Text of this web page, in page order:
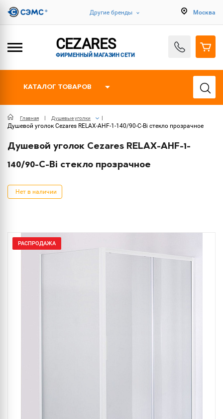
Другие бренды Москва
CEZARES
ФИРМЕННЫЙ МАГАЗИН СЕТИ
КАТАЛОГ ТОВАРОВ
Главная Душевые уголки
Душевой уголок Cezares RELAX-AHF-1-140/90-C-Bi стекло прозрачное
Душевой уголок Cezares RELAX-AHF-1-
140/90-C-Bi стекло прозрачное
Нет в наличии
РАСПРОДАЖА